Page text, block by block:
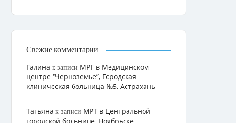
Свежие комментарии
Галина к записи МРТ в Медицинском
центре “Черноземье”, Городская
клиническая больница №5, Астрахань
Татьяна к записи МРТ в Центральной
городской больнице, Ноябрьске